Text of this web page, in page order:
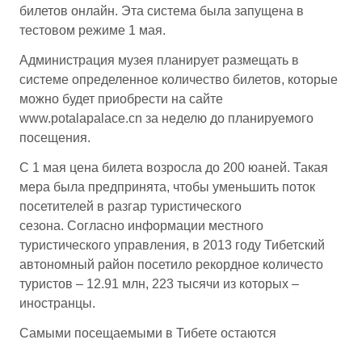
билетов онлайн. Эта система была запущена в
тестовом режиме 1 мая.
Администрация музея планирует размещать в
системе определенное количество билетов, которые
можно будет приобрести на сайте
www.potalapalace.cn за неделю до планируемого
посещения.
С 1 мая цена билета возросла до 200 юаней. Такая
мера была предпринята, чтобы уменьшить поток
посетителей в разгар туристического
сезона. Согласно информации местного
туристического управления, в 2013 году Тибетский
автономный район посетило рекордное количесто
туристов – 12.91 млн, 223 тысячи из которых –
иностранцы.
Самыми посещаемыми в Тибете остаются